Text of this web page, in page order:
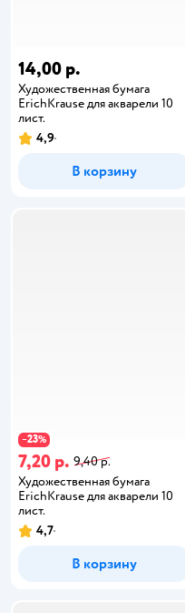
14,00 р.
Художественная бумага
ErichKrause для акварели 10
лист.
4,9
В корзину
−23%
7,20 р. 9,40 р.
Художественная бумага
ErichKrause для акварели 10
лист.
4,7
В корзину